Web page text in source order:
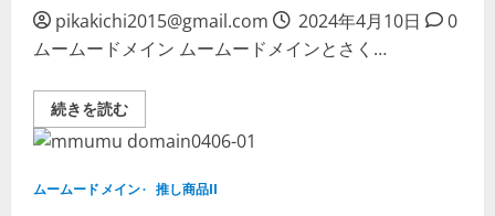
つ
い
て
詳
く
読
む
済
—-
す
べ
の
ド
イ
ン
ー
ビ
pikakichi2015@gmail.com 2024年4月10日
0
ムームードメイン ムームードメインとさく…
続きを読むム
ー
ム
ー
メ
イ
ムームードメイン 推し商品II